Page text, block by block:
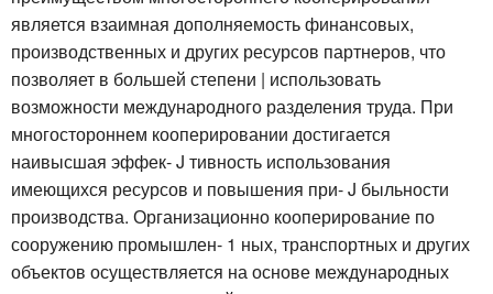
является взаимная дополняемость финансовых,
производственных и других ресурсов партнеров, что
позволяет в большей степени | использовать
возможности международного разделения труда. При
многостороннем кооперировании достигается
наивысшая эффек- J тивность использования
имеющихся ресурсов и повышения при- J быльности
производства. Организационно кооперирование по
сооружению промышлен- 1 ных, транспортных и других
объектов осуществляется на основе международных